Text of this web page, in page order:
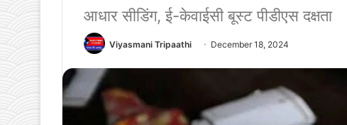
आधार सीडिंग, ई-केवाईसी बूस्ट पीडीएस दक्षता
Viyasmani Tripaathi December 18, 2024